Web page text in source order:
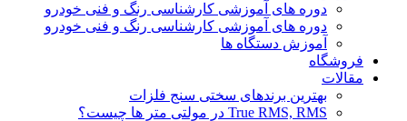
دوره های آموزشی کارشناسی رنگ و فنی خودرو
دوره های آموزشی کارشناسی رنگ و فنی خودرو
آموزش دستگاه ها
فروشگاه
مقالات
بهترین برندهای سختی سنج فلزات
True RMS, RMS در مولتی متر ها چیست؟